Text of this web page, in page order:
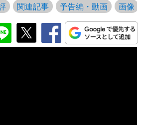
関連記事 予告編・動画 画像